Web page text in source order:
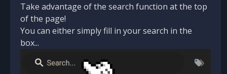
Take advantage of the search function at the top
of the page!
You can either simply fill in your search in the
box...